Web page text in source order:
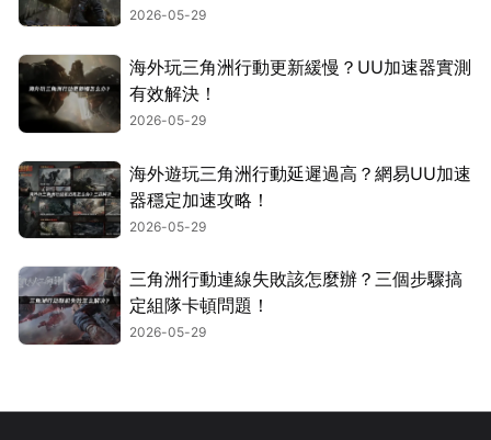
2026-05-29
海外玩三角洲行動更新緩慢？UU加速器實測
有效解決！
2026-05-29
海外遊玩三角洲行動延遲過高？網易UU加速
器穩定加速攻略！
2026-05-29
三角洲行動連線失敗該怎麼辦？三個步驟搞
定組隊卡頓問題！
2026-05-29